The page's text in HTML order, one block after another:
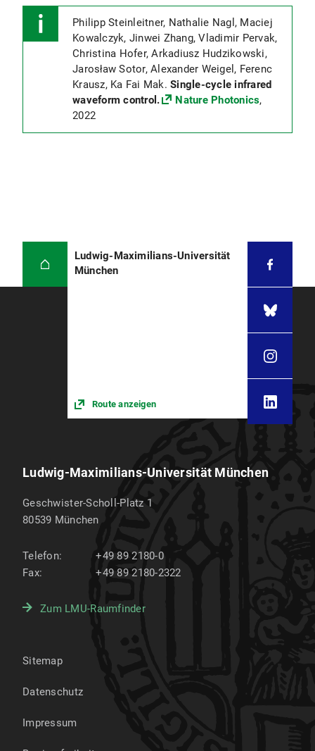
Philipp Steinleitner, Nathalie Nagl, Maciej
Kowalczyk, Jinwei Zhang, Vladimir Pervak,
Christina Hofer, Arkadiusz Hudzikowski,
Jarosław Sotor, Alexander Weigel, Ferenc
Krausz, Ka Fai Mak. Single-cycle infrared
waveform control.
Nature Photonics,
2022
Ludwig-Maximilians-Universität
München
Route anzeigen
Ludwig-Maximilians-Universität München
Geschwister-Scholl-Platz 1
80539 München
Telefon:
+49 89 2180-0
Fax:
+49 89 2180-2322
Zum LMU-Raumfinder
Sitemap
Datenschutz
Impressum